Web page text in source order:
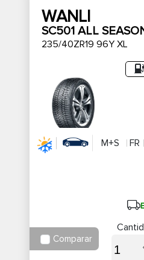
WANLI
SC501 ALL
235/40ZR19 96Y XL
M+S FR
Comparar